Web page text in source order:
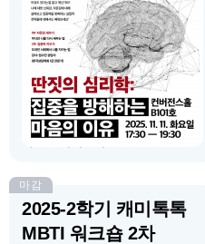
장소:컨버전스홀 B101호
소개:뜻대로 되지 않는 공부. 해야
한다는건 아는데 마음이 따라오지
않을 때가 많죠. 공부에 집중하기 어
려운 여러 이유 중에는 심리적인 요
인이 존재하기도 합니다. 상담 전문
가 강의를 통해서 내 마음을 살펴보
고 집중력을 회복하기 위한 행동 전
마감
2025-2학기 캐미톡톡
MBTI 워크숍 2차